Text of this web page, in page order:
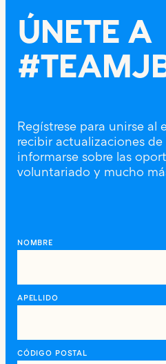
ÚNETE A
Regístrese para unirse al
recibir actualizaciones de
informarse sobre las
voluntariado y mucho
NOMBRE
APELLIDO
CÓDIGO POSTAL